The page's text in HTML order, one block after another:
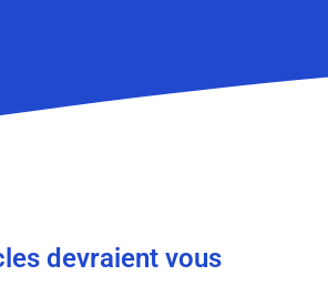
devraient vous